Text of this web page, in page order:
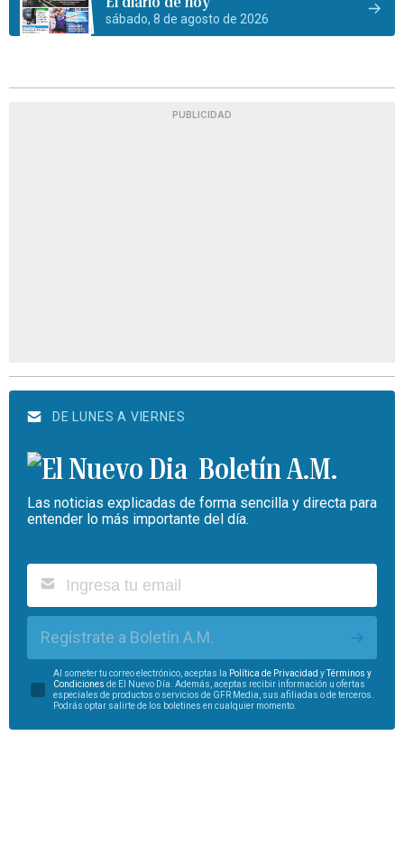
sábado, 8 de agosto de 2026
PUBLICIDAD
DE LUNES A VIERNES
Boletín A.M.
Las noticias explicadas de forma sencilla y directa para
entender lo más importante del día.
Regístrate a Boletín A.M.
Al someter tu correo electrónico, aceptas la Política de Privacidad y
Términos y
Condiciones de El Nuevo Día. Además, aceptas recibir información u ofertas
especiales de productos o servicios de GFR Media, sus afiliadas o de terceros.
Podrás optar salirte de los boletines en cualquier momento.